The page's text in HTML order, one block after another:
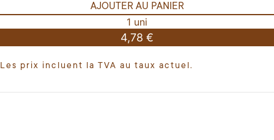
AJOUTER AU PANIER
1 uni
4,78 €
Les prix incluent la TVA au taux actuel.